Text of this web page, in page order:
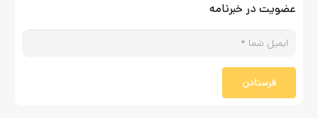
عضویت در خبرنامه
فرستادن